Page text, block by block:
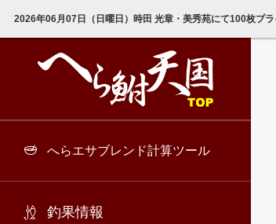
2026年06月07日（日曜日）時田 光章・美秀苑にて100枚プ
へらエサブレンド計算ツール
釣果情報